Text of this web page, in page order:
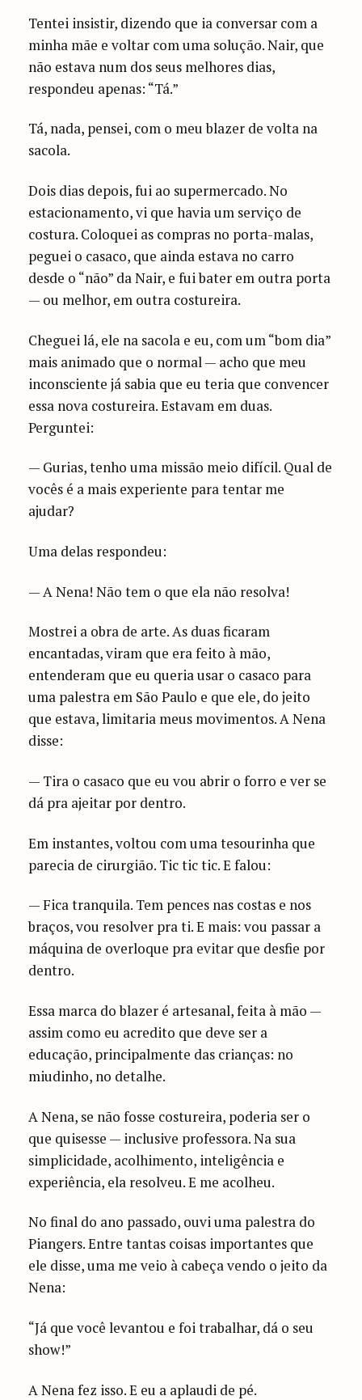
Tentei insistir, dizendo que ia conversar com a
minha mãe e voltar com uma solução. Nair, que
não estava num dos seus melhores dias,
respondeu apenas: “Tá.”
Tá, nada, pensei, com o meu blazer de volta na
sacola.
Dois dias depois, fui ao supermercado. No
estacionamento, vi que havia um serviço de
costura. Coloquei as compras no porta-malas,
peguei o casaco, que ainda estava no carro
desde o “não” da Nair, e fui bater em outra porta
— ou melhor, em outra costureira.
Cheguei lá, ele na sacola e eu, com um “bom dia”
mais animado que o normal — acho que meu
inconsciente já sabia que eu teria que convencer
essa nova costureira. Estavam em duas.
Perguntei:
— Gurias, tenho uma missão meio difícil. Qual de
vocês é a mais experiente para tentar me
ajudar?
Uma delas respondeu:
— A Nena! Não tem o que ela não resolva!
Mostrei a obra de arte. As duas ficaram
encantadas, viram que era feito à mão,
entenderam que eu queria usar o casaco para
uma palestra em São Paulo e que ele, do jeito
que estava, limitaria meus movimentos. A Nena
disse:
— Tira o casaco que eu vou abrir o forro e ver se
dá pra ajeitar por dentro.
Em instantes, voltou com uma tesourinha que
parecia de cirurgião. Tic tic tic. E falou:
— Fica tranquila. Tem pences nas costas e nos
braços, vou resolver pra ti. E mais: vou passar a
máquina de overloque pra evitar que desfie por
dentro.
Essa marca do blazer é artesanal, feita à mão —
assim como eu acredito que deve ser a
educação, principalmente das crianças: no
miudinho, no detalhe.
A Nena, se não fosse costureira, poderia ser o
que quisesse — inclusive professora. Na sua
simplicidade, acolhimento, inteligência e
experiência, ela resolveu. E me acolheu.
No final do ano passado, ouvi uma palestra do
Piangers. Entre tantas coisas importantes que
ele disse, uma me veio à cabeça vendo o jeito da
Nena:
“Já que você levantou e foi trabalhar, dá o seu
show!”
A Nena fez isso. E eu a aplaudi de pé.